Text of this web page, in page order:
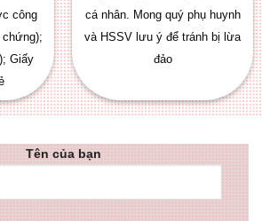
công
chứng);
Giấy
cá nhân. Mong quý phụ huynh
và HSSV lưu ý để tránh bị lừa
đảo
Tên của bạn